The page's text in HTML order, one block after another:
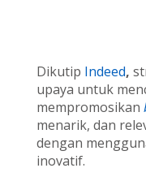
Dikutip Indeed,
upaya untuk
mempromosikan
menarik, dan
dengan
inovatif.